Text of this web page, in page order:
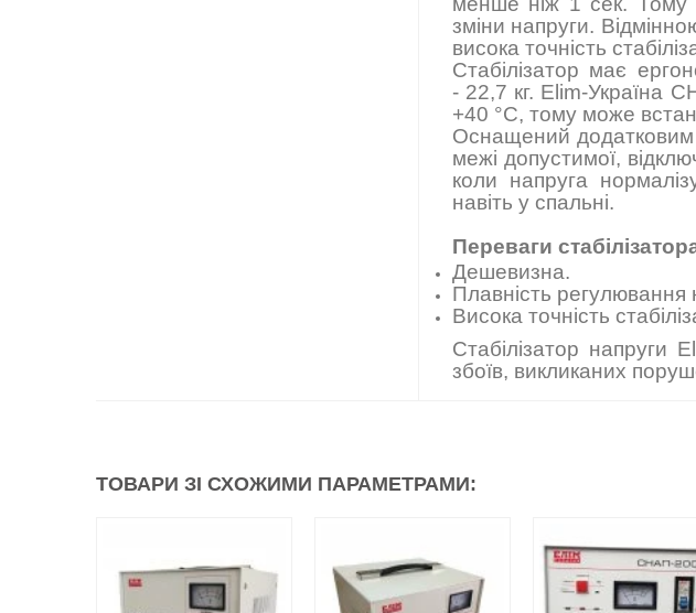
зміни напруги.
висока точність
Стабілізатор має
- 22,7 кг. Elim-Україна
+40 °C, тому може
Оснащений додатковим
межі допустимої,
коли напруга
навіть у спальні.
Переваги
Дешевизна.
Плавність регулювання
Висока точність
Стабілізатор напруги
збоїв, викликаних
ТОВАРИ ЗІ СХОЖИМИ ПАРАМЕТРАМИ: